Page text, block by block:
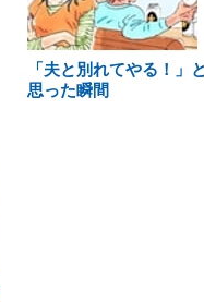
「夫と別れてやる！」と
思った瞬間